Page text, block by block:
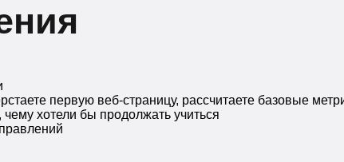
первую веб-страницу, рассчитаете базовые
хотели бы продолжать учиться